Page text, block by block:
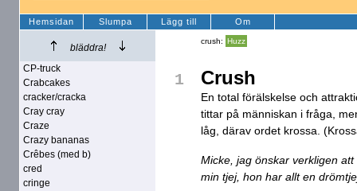
Hemsidan Slumpa Lägg till Om
bläddra!
CP-truck
Crabcakes
cracker/cracka
Cray cray
Craze
Crazy bananas
Crêbes (med b)
cred
cringe
crush: Huzz
1 Crush
En total förälskelse och
tittar på människan i fråga,
låg, därav ordet krossa.
Micke, jag önskar verkligen att
min tjej, hon har allt en